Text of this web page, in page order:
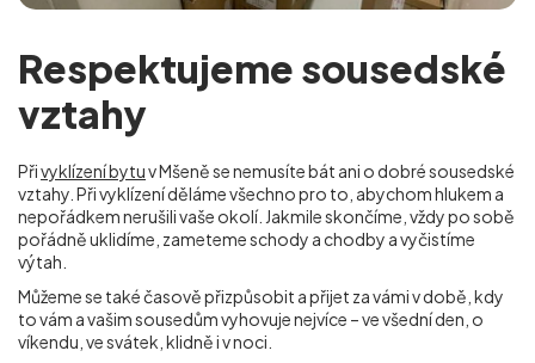
Respektujeme sousedské
vztahy
Přivyklízení bytuv Mšeně se nemusíte bát ani o dobré sousedské
vztahy. Při vyklízení děláme všechno pro to, abychom hlukem a
nepořádkem nerušili vaše okolí. Jakmile skončíme, vždy po sobě
pořádně uklidíme, zameteme schody a chodby a vyčistíme
výtah.
Můžeme se také časově přizpůsobit a přijet za vámi v době, kdy
to vám a vašim sousedům vyhovuje nejvíce – ve všední den, o
víkendu, ve svátek, klidně i v noci.